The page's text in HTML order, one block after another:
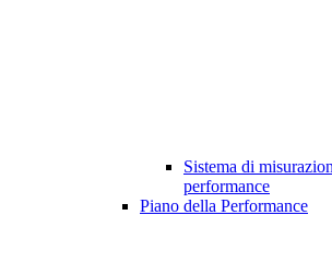
Sistema di
performance
Piano della Performance